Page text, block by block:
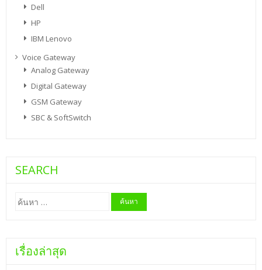
Dell
HP
IBM Lenovo
Voice Gateway
Analog Gateway
Digital Gateway
GSM Gateway
SBC & SoftSwitch
SEARCH
ค้นหา
สำหรับ:
เรื่องล่าสุด